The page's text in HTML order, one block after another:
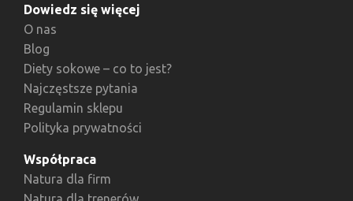
Dowiedz się więcej
O nas
Blog
Diety sokowe – co to jest?
Najczęstsze pytania
Regulamin sklepu
Polityka prywatności
Współpraca
Natura dla firm